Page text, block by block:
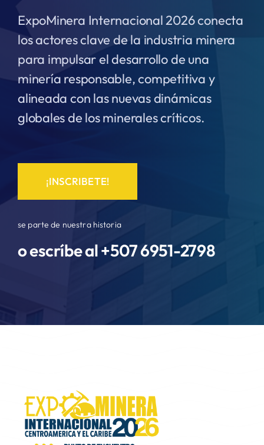
ExpoMinera Internacional 2026 conecta
los actores clave de la industria minera
para impulsar el desarrollo de una
minería responsable, competitiva y
alineada con las nuevas dinámicas
globales de los minerales críticos.
¡INSCRIBETE!
se parte de nuestra historia
o escríbe al +5076951-2798